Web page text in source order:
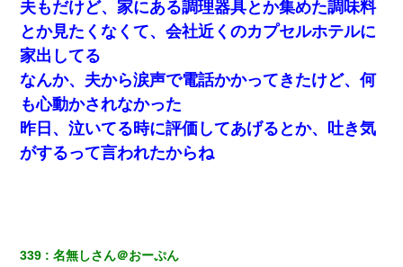
夫もだけど、家にある調理器具とか集めた調味料
とか見たくなくて、会社近くのカプセルホテルに
家出してる
なんか、夫から涙声で電話かかってきたけど、何
も心動かされなかった
昨日、泣いてる時に評価してあげるとか、吐き気
がするって言われたからね
339 名無しさん＠おーぷん